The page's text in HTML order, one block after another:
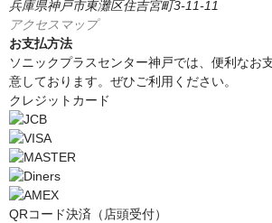
兵庫県神戸市東灘区住吉宮町3-11-11
アクセスマップ
お支払方法
ソニックプラスセンター神戸では、便利なお
意しております。ぜひご利用ください。
クレジットカード
QRコード決済（店頭受付）